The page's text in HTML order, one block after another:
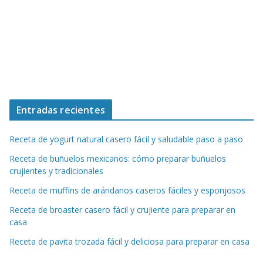
Entradas recientes
Receta de yogurt natural casero fácil y saludable paso a paso
Receta de buñuelos mexicanos: cómo preparar buñuelos
crujientes y tradicionales
Receta de muffins de arándanos caseros fáciles y esponjosos
Receta de broaster casero fácil y crujiente para preparar en
casa
Receta de pavita trozada fácil y deliciosa para preparar en casa